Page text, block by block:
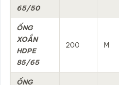
65/50
ỐNG
XOẮN
HDPE
85/65
200 M
ỐNG